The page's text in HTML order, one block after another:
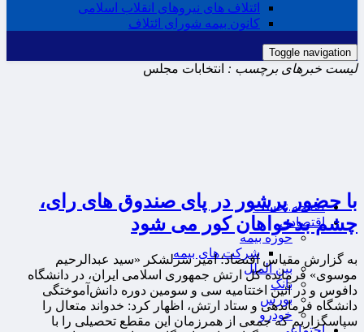
ائتلاف های نیروهای انقلاب اسلامی
کانون بیمه شورای ائتلاف
Toggle navigation
صفحه نخست
اقتصادی
حوزه بیمه
شرکت های بیمه
بین الملل
بانک
بورس
خودرو
لیست خبرهای برچسب : انتخابات مجلس
با حضور پرشور در پای صندوق های رای،
چشم بدخواهان کور می شود
به گزارش مقیاس اقتصاد؛ امیر سرلشکر «سید عبدالرحیم
موسوی» فرمانده کل ارتش جمهوری اسلامی ایران، در دانشگاه
دافوس و در آئین اختتامیه سی و سومین دوره دانش‌آموختگی
دانشگاه فرماندهی و ستاد ارتش، اظهار کرد: خدواند متعال را
سپاسگزاریم که جمعی از همرزمان این مقطع تحصیلی را با